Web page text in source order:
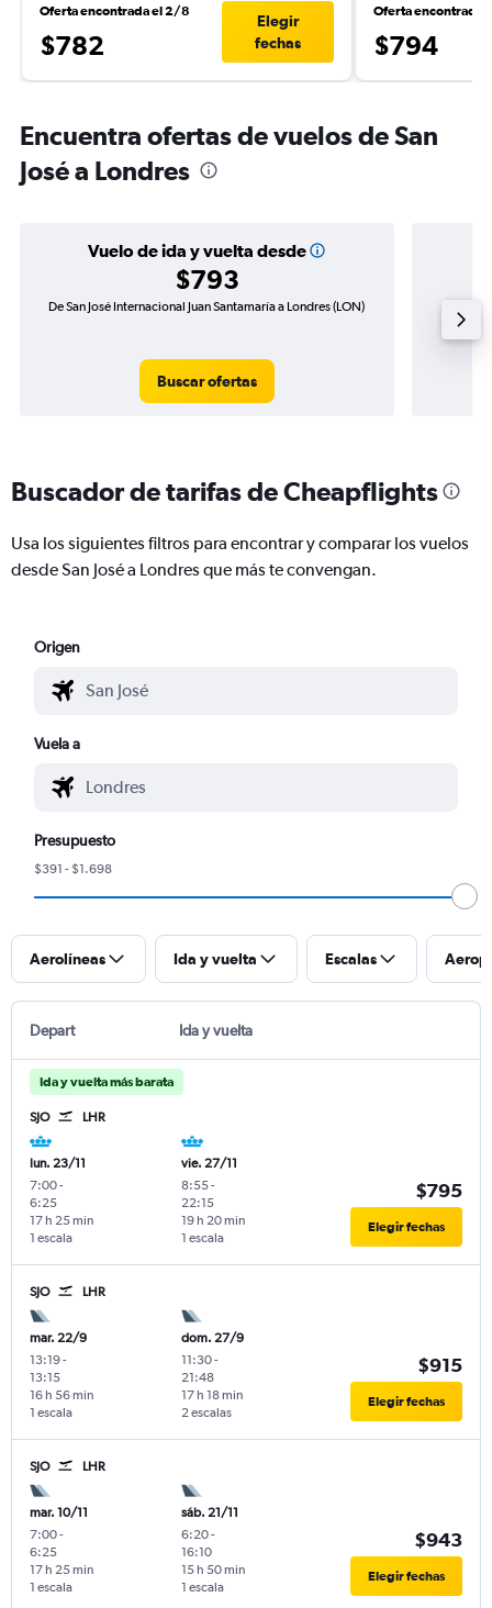
Oferta encontrada el 2/8
$782
Elegir
fechas
Oferta encontrada
$794
Encuentra ofertas de vuelos de San
José a Londres
Vuelo de ida y vuelta desde
$793
De San José Internacional Juan Santamaría a Londres (LON)
Buscar ofertas
Buscador de tarifas de Cheapflights
Usa los siguientes filtros para encontrar y comparar los vuelos
desde San José a Londres que más te convengan.
Origen
Vuela a
Presupuesto
$391 - $1.698
Aerolíneas Ida y vuelta Escalas
Depart Ida y vuelta
Ida y vuelta más barata
SJO LHR
lun. 23/11
7:00-
6:25
1 escala
17 h 25 min
vie. 27/11
8:55-
22:15
1 escala
19 h 20 min
$795
Elegir fechas
SJO LHR
mar. 22/9
13:19-
13:15
1 escala
16 h 56 min
dom. 27/9
11:30-
21:48
2 escalas
17 h 18 min
$915
Elegir fechas
SJO LHR
mar. 10/11
7:00-
6:25
1 escala
17 h 25 min
sáb. 21/11
6:20-
16:10
1 escala
15 h 50 min
$943
Elegir fechas